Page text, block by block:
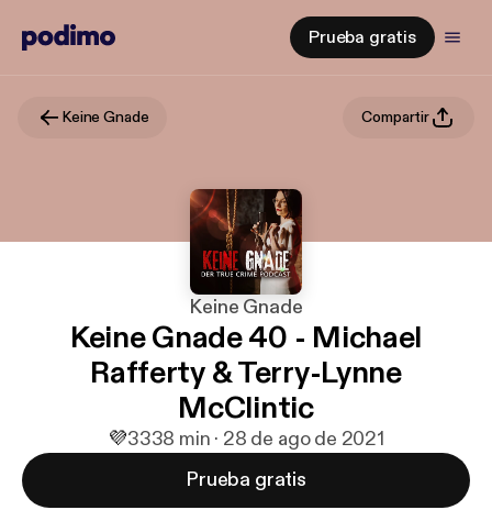
Prueba gratis
Keine Gnade Compartir
Keine Gnade
Keine Gnade 40 - Michael
Rafferty & Terry-Lynne
McClintic
💜3338 min · 28 de ago de 2021
Prueba gratis